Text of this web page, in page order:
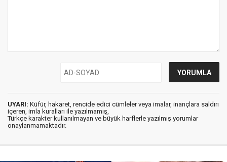
UYARI: Küfür, hakaret, rencide edici cümleler veya imalar, inançlara saldırı
içeren, imla kuralları ile yazılmamış,
Türkçe karakter kullanılmayan ve büyük harflerle yazılmış yorumlar
onaylanmamaktadır.